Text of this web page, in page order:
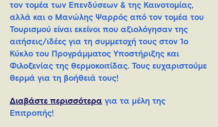
τον τομέα των Επενδύσεων & της Καινοτομίας,
αλλά και ο Μανώλης Ψαρρός από τον τομέα του
Τουρισμού είναι εκείνοι που αξιολόγησαν της
αιτήσεις/ιδέες για τη συμμετοχή τους στον 1ο
Κύκλο του Προγράμματος Υποστήριξης και
Φιλοξενίας της θερμοκοιτίδας. Τους ευχαριστούμε
θερμά για τη βοήθειά τους!
Διαβάστε περισσότερα για τα μέλη της
Επιτροπής!